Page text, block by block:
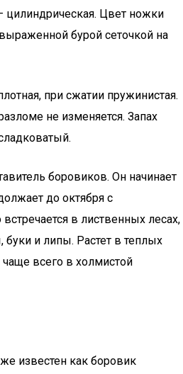
цилиндрическая. Цвет ножки
бурой сеточкой на
при сжатии пружинистая.
не изменяется. Запах
боровиков. Он начинает
до октября с
в лиственных лесах,
буки и липы. Растет в теплых
чаще всего в холмистой
известен как боровик